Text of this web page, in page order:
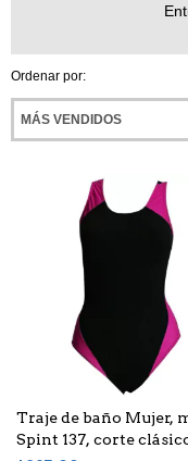
Ordenar por:
Traje de baño Mujer,
Spint 137, corte